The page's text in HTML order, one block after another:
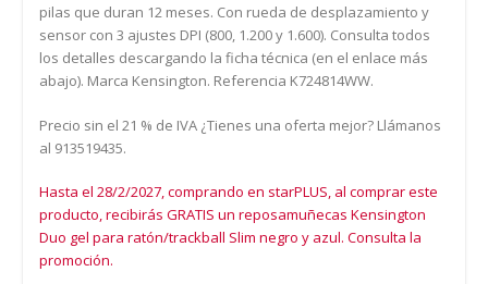
pilas que duran 12 meses. Con rueda de desplazamiento y
sensor con 3 ajustes DPI (800, 1.200 y 1.600). Consulta todos
los detalles descargando la ficha técnica (en el enlace más
abajo). Marca Kensington. Referencia K724814WW.
Precio sin el 21 % de IVA ¿Tienes una oferta mejor? Llámanos
al 913519435.
Hasta el 28/2/2027, comprando en starPLUS, al comprar este
producto, recibirás GRATIS un reposamuñecas Kensington
Duo gel para ratón/trackball Slim negro y azul. Consulta la
promoción.